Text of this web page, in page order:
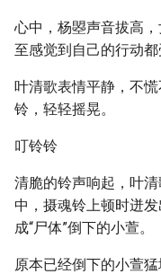
心中，杨曌声音拔高
至感觉到自己的行动都
叶清歌表情平静，不
铃，轻轻摇晃。
叮铃铃
清脆的铃声响起，叶
中，摄魂铃上顿时迸
成“尸体”倒下的小萱。
原本已经倒下的小萱